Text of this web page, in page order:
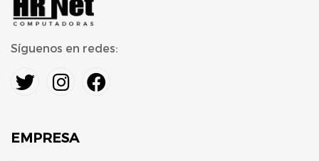
Síguenos en redes:
EMPRESA